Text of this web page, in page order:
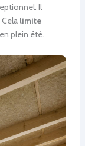
Il
limite
en plein été.